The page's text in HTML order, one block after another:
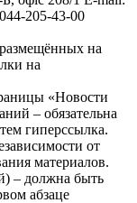
205-43-00
на
на
«Новости
– обязательна
гиперссылка.
от
материалов.
– должна быть
абзаце